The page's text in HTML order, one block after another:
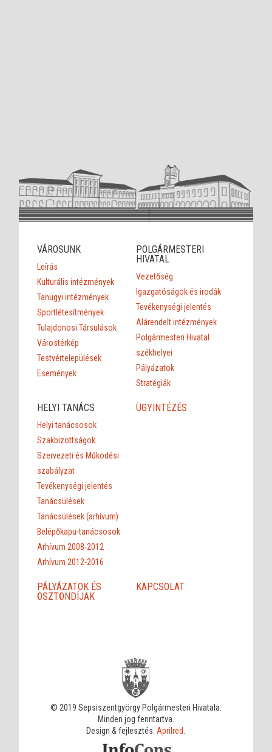
VÁROSUNK
Leírás
Kulturális intézmények
Tanügyi intézmények
Sportlétesítmények
Tulajdonosi Társulások
Várostérkép
Testvértelepülések
Események
POLGÁRMESTERI
HIVATAL
Vezetőség
Igazgatóságok és irodák
Tevékenységi jelentés
Alárendelt intézmények
Polgármesteri Hivatal
székhelyei
Pályázatok
Stratégiák
HELYI TANÁCS
Helyi tanácsosok
Szakbizottságok
Szervezeti és Működési
szabályzat
Tevékenységi jelentés
Tanácsülések
Tanácsülések (arhívum)
Belépőkapu-tanácsosok
Arhívum 2008-2012
Arhívum 2012-2016
ÜGYINTÉZÉS
PÁLYÁZATOK ÉS
ÖSZTÖNDÍJAK
KAPCSOLAT
© 2019 Sepsiszentgyörgy Polgármesteri Hivatala.
Minden jog fenntartva.
Design & fejlesztés:Aprilred.